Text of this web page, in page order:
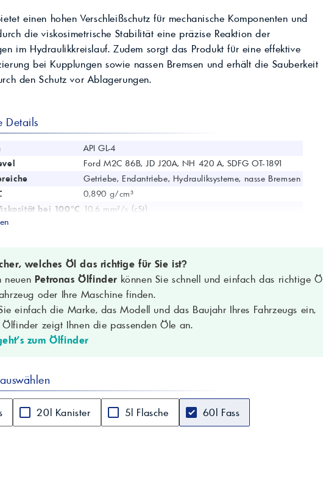
anfragen Kontaktieren Sie uns!
UTTO Öle – Universal
Tractor Transmission Oil
Kostenloser Maschinen-
Ölcheck
Kontaktieren Sie uns!
einen hohen Verschleißschutz für mechanische Komponenten und
die viskosimetrische Stabilität eine präzise Reaktion der
im Hydraulikkreislauf. Zudem sorgt das Produkt für eine effektive
bei Kupplungen sowie nassen Bremsen und erhält die Sauberkeit
den Schutz vor Ablagerungen.
Details
API GL-4
Ford M2C 86B, JD J20A, NH 420 A, SDFG OT-1891
Getriebe, Endantriebe, Hydrauliksysteme, nasse Bremsen
0,890 g/cm³
bei 100°C 10,6 mm²/s (cSt)
76346
welches Öl das richtige für Sie ist?
neuen Petronas Ölfinder können Sie schnell und einfach das richtige Öl
oder Ihre Maschine finden.
einfach die Marke, das Modell und das Baujahr Ihres Fahrzeugs ein,
zeigt Ihnen die passenden Öle an.
zum Ölfinder
20l Kanister 5l Flasche 60l Fass